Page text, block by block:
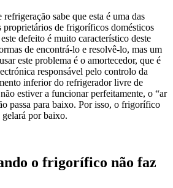
sabe que esta é uma das
proprietários de frigoríficos domésticos
defeito é muito característico deste
de encontrá-lo e resolvê-lo, mas um
este problema é o amortecedor, que é
responsável pelo controlo da
inferior do refrigerador livre de
estiver a funcionar perfeitamente, o “ar
passa para baixo. Por isso, o frigorífico
por baixo.
o frigorífico não faz